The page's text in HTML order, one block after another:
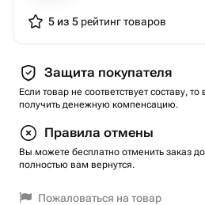
5 из 5 рейтинг товаров
Защита покупателя
Если товар не соответствует составу,
получить денежную компенсацию.
Правила отмены
Вы можете бесплатно отменить заказ
полностью вам вернутся.
Пожаловаться на товар